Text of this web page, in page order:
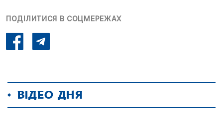
ПОДІЛИТИСЯ В СОЦМЕРЕЖАХ
ВІДЕО ДНЯ